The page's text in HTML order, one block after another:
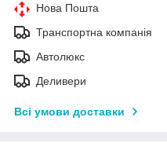
Нова Пошта
Транспортна компанія
Автолюкс
Деливери
Всі умови доставки